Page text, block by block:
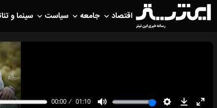
اقتصاد جامعه سیاست سینما و